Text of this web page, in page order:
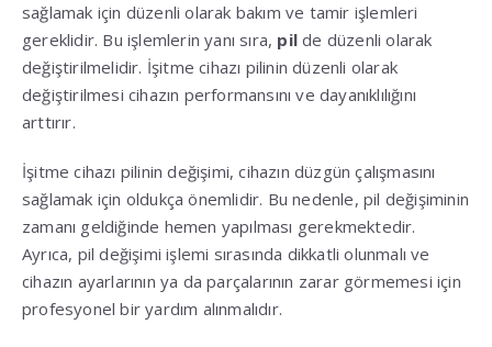
sağlamak için düzenli olarak bakım ve tamir işlemleri
gereklidir. Bu işlemlerin yanı sıra, pil de düzenli olarak
değiştirilmelidir. İşitme cihazı pilinin düzenli olarak
değiştirilmesi cihazın performansını ve dayanıklılığını
arttırır.
İşitme cihazı pilinin değişimi, cihazın düzgün çalışmasını
sağlamak için oldukça önemlidir. Bu nedenle, pil değişiminin
zamanı geldiğinde hemen yapılması gerekmektedir.
Ayrıca, pil değişimi işlemi sırasında dikkatli olunmalı ve
cihazın ayarlarının ya da parçalarının zarar görmemesi için
profesyonel bir yardım alınmalıdır.